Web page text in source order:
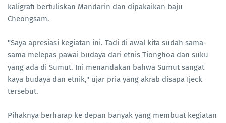
kaligrafi bertuliskan Mandarin dan dipakaikan baju
Cheongsam.
"Saya apresiasi kegiatan ini. Tadi di awal kita sudah sama-
sama melepas pawai budaya dari etnis Tionghoa dan suku
yang ada di Sumut. Ini menandakan bahwa Sumut sangat
kaya budaya dan etnik," ujar pria yang akrab disapa Ijeck
tersebut.
Pihaknya berharap ke depan banyak yang membuat kegiatan